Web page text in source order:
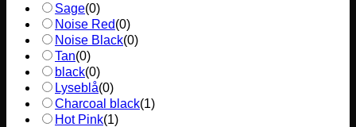
Sage(0)
Noise Red(0)
Noise Black(0)
Tan(0)
black(0)
Lyseblå(0)
Charcoal black(1)
Hot Pink(1)